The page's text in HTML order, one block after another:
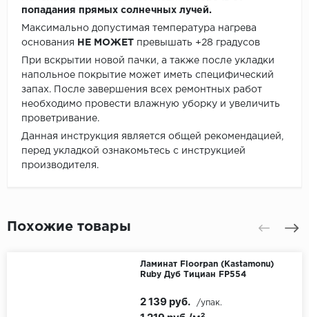
попадания прямых солнечных лучей.
Максимально допустимая температура нагрева
основания
НЕ МОЖЕТ превышать +28 градусов
При вскрытии новой пачки, а также после укладки
напольное покрытие может иметь специфический
запах. После завершения всех ремонтных работ
необходимо провести влажную уборку и увеличить
проветривание.
Данная инструкция является общей рекомендацией,
перед укладкой ознакомьтесь с инструкцией
производителя.
Похожие товары
Ламинат Floorpan (Kastamonu)
Ruby Дуб Тициан FP554
2 139 руб. /упак.